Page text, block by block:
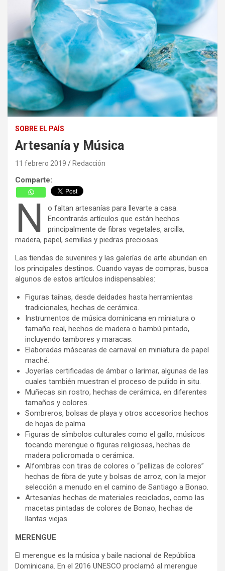
SOBRE EL PAÍS
Artesanía y Música
11 febrero 2019 Redacción
Comparte:
N
o faltan artesanías para llevarte a casa.
Encontrarás artículos que están hechos
principalmente de fibras vegetales, arcilla,
madera, papel, semillas y piedras preciosas.
Las tiendas de suvenires y las galerías de arte abundan en
los principales destinos. Cuando vayas de compras, busca
algunos de estos artículos indispensables:
Figuras taínas, desde deidades hasta herramientas
tradicionales, hechas de cerámica.
Instrumentos de música dominicana en miniatura o
tamaño real, hechos de madera o bambú pintado,
incluyendo tambores y maracas.
Elaboradas máscaras de carnaval en miniatura de papel
maché.
Joyerías certificadas de ámbar o larimar, algunas de las
cuales también muestran el proceso de pulido in situ.
Muñecas sin rostro, hechas de cerámica, en diferentes
tamaños y colores.
Sombreros, bolsas de playa y otros accesorios hechos
de hojas de palma.
Figuras de símbolos culturales como el gallo, músicos
tocando merengue o figuras religiosas, hechas de
madera policromada o cerámica.
Alfombras con tiras de colores o “pellizas de colores”
hechas de fibra de yute y bolsas de arroz, con la mejor
selección a menudo en el camino de Santiago a Bonao.
Artesanías hechas de materiales reciclados, como las
macetas pintadas de colores de Bonao, hechas de
llantas viejas.
MERENGUE
El merengue es la música y baile nacional de República
Dominicana. En el 2016 UNESCO proclamó al merengue